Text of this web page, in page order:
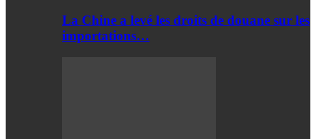
La Chine a levé les droits de douane sur les
importations…